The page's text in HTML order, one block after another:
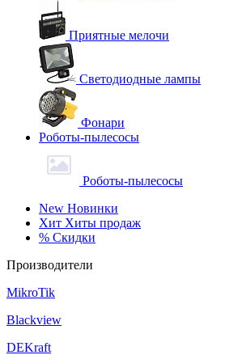
Приятные мелочи
Светодиодные лампы
Фонари
Роботы-пылесосы
Роботы-пылесосы
New Новинки
Хит Хиты продаж
% Скидки
Производители
MikroTik
Blackview
DEKraft